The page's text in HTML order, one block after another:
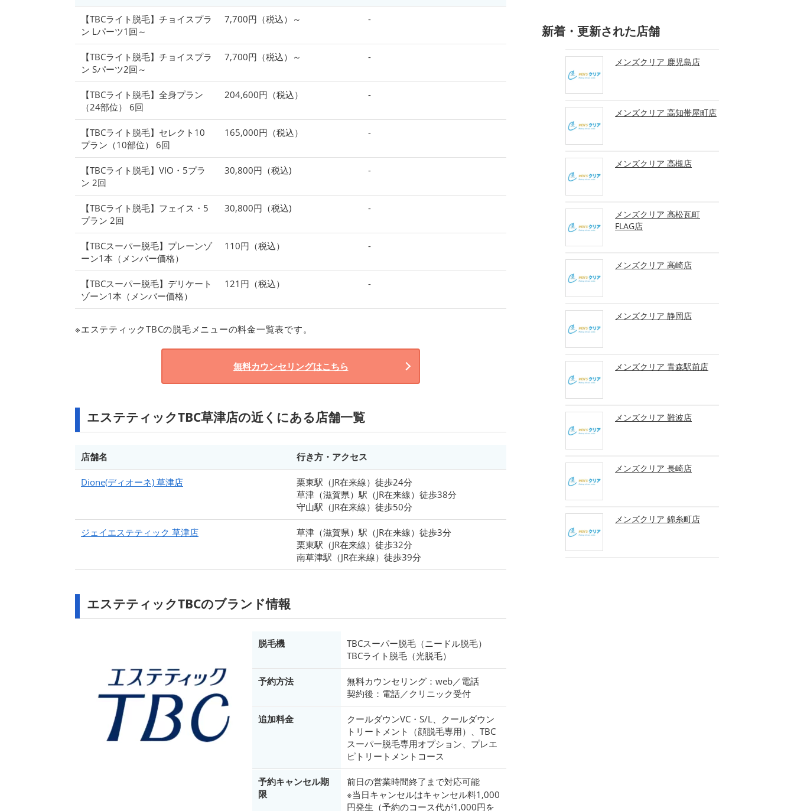
【TBCライト脱毛】チョイスプラ
ン Lパーツ1回～
7,700円（税込）～ -
【TBCライト脱毛】チョイスプラ
ン Sパーツ2回～
7,700円（税込）～ -
【TBCライト脱毛】全身プラン
（24部位） 6回
204,600円（税込） -
【TBCライト脱毛】セレクト10
プラン（10部位） 6回
165,000円（税込） -
【TBCライト脱毛】VIO・5プラ
ン 2回
30,800円（税込) -
【TBCライト脱毛】フェイス・5
プラン 2回
30,800円（税込) -
【TBCスーパー脱毛】プレーンゾ
ーン1本（メンバー価格）
110円（税込） -
【TBCスーパー脱毛】デリケート
ゾーン1本（メンバー価格）
121円（税込） -
※エステティックTBCの脱毛メニューの料金一覧表です。
無料カウンセリングはこちら
エステティックTBC草津店の近くにある店舗一覧
店舗名 行き方・アクセス
Dione(ディオーネ) 草津店
栗東駅（JR在来線）徒歩24分
草津（滋賀県）駅（JR在来線）徒歩38分
守山駅（JR在来線）徒歩50分
ジェイエステティック 草津店
草津（滋賀県）駅（JR在来線）徒歩3分
栗東駅（JR在来線）徒歩32分
南草津駅（JR在来線）徒歩39分
エステティックTBCのブランド情報
脱毛機
TBCスーパー脱毛（ニードル脱毛）
TBCライト脱毛（光脱毛）
予約方法
無料カウンセリング：web／電話
契約後：電話／クリニック受付
追加料金
クールダウンVC・S/L、クールダウン
トリートメント（顔脱毛専用）、TBC
スーパー脱毛専用オプション、プレエ
ピトリートメントコース
予約キャンセル期
限
前日の営業時間終了まで対応可能
※当日キャンセルはキャンセル料1,000
円発生（予約のコース代が1,000円を
新着・更新された店舗
メンズクリア 鹿児島店
メンズクリア 高知帯屋町店
メンズクリア 高槻店
メンズクリア 高松瓦町
FLAG店
メンズクリア 高崎店
メンズクリア 静岡店
メンズクリア 青森駅前店
メンズクリア 難波店
メンズクリア 長崎店
メンズクリア 錦糸町店